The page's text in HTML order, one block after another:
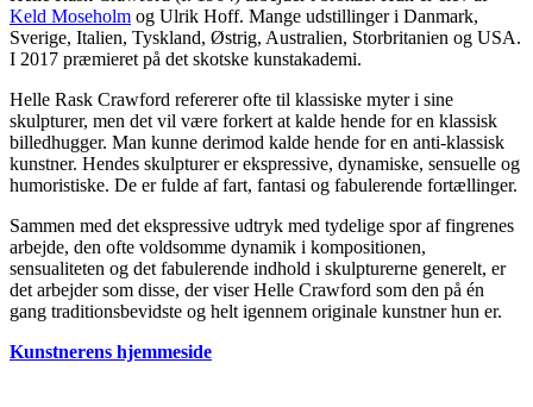
Keld Moseholm og Ulrik Hoff. Mange udstillinger i Danmark,
Sverige, Italien, Tyskland, Østrig, Australien, Storbritanien og USA.
I 2017 præmieret på det skotske kunstakademi.
Helle Rask Crawford refererer ofte til klassiske myter i sine
skulpturer, men det vil være forkert at kalde hende for en klassisk
billedhugger. Man kunne derimod kalde hende for en anti-klassisk
kunstner. Hendes skulpturer er ekspressive, dynamiske, sensuelle og
humoristiske. De er fulde af fart, fantasi og fabulerende fortællinger.
Sammen med det ekspressive udtryk med tydelige spor af fingrenes
arbejde, den ofte voldsomme dynamik i kompositionen,
sensualiteten og det fabulerende indhold i skulpturerne generelt, er
det arbejder som disse, der viser Helle Crawford som den på én
gang traditionsbevidste og helt igennem originale kunstner hun er.
Kunstnerens hjemmeside